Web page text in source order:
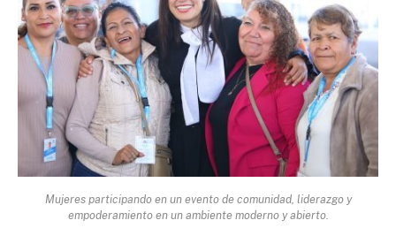
Mujeres participando en un evento de comunidad, liderazgo y
empoderamiento en un ambiente moderno y abierto.